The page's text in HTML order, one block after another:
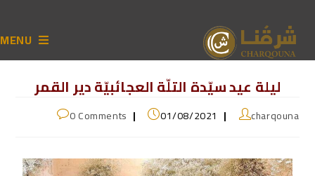
MENU
ليلة عيد سيّدة التلّة العجائبيّة دير القمر
charqouna
01/08/2021
0 Comments